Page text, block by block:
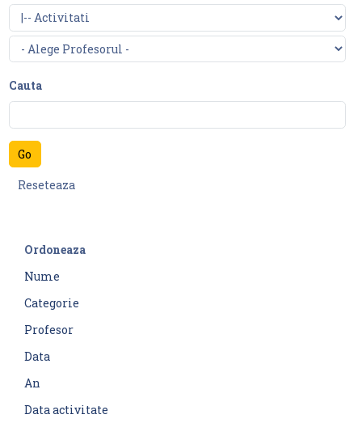
Cauta
Ordoneaza
Nume
Categorie
Profesor
Data
An
Data activitate